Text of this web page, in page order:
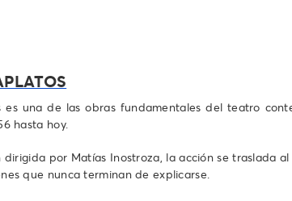
es una de las obras fundamentales del teatro
hasta hoy.
dirigida por Matías Inostroza, la acción se traslada
que nunca terminan de explicarse.